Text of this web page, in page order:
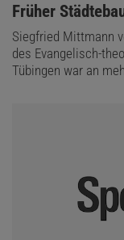
:
Früher
Siegfried Mittmann
des Evangelisch-
Tübingen war an